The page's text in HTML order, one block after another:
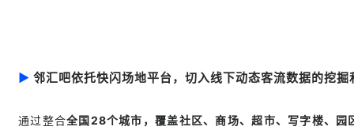
▶ 邻汇吧依托快闪场地平台，切入线下动态客流数据的挖掘
通过整合全国28个城市，覆盖社区、商场、超市、写字楼、园